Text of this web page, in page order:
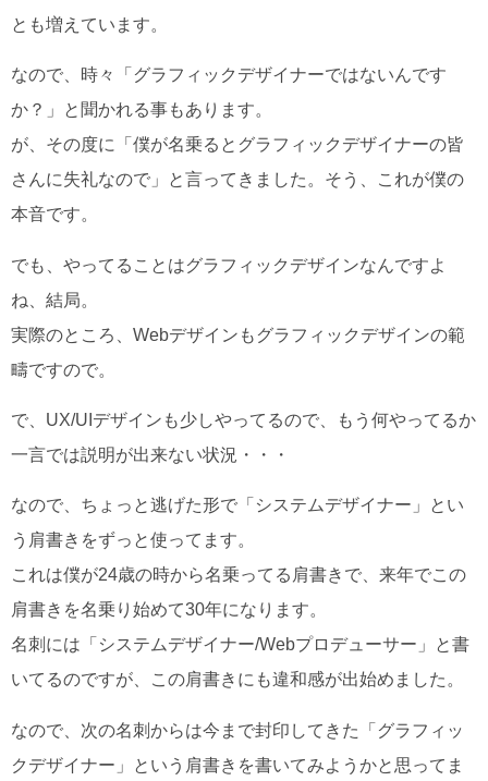
とも増えています。
なので、時々「グラフィックデザイナーではないんです
か？」と聞かれる事もあります。
が、その度に「僕が名乗るとグラフィックデザイナーの皆
さんに失礼なので」と言ってきました。そう、これが僕の
本音です。
でも、やってることはグラフィックデザインなんですよ
ね、結局。
実際のところ、Webデザインもグラフィックデザインの範
疇ですので。
で、UX/UIデザインも少しやってるので、もう何やってるか
一言では説明が出来ない状況・・・
なので、ちょっと逃げた形で「システムデザイナー」とい
う肩書きをずっと使ってます。
これは僕が24歳の時から名乗ってる肩書きで、来年でこの
肩書きを名乗り始めて30年になります。
名刺には「システムデザイナー/Webプロデューサー」と書
いてるのですが、この肩書きにも違和感が出始めました。
なので、次の名刺からは今まで封印してきた「グラフィッ
クデザイナー」という肩書きを書いてみようかと思ってま